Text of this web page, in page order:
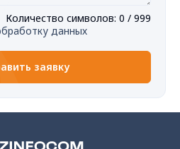
Количество символов: 0 / 999
данных
заявку